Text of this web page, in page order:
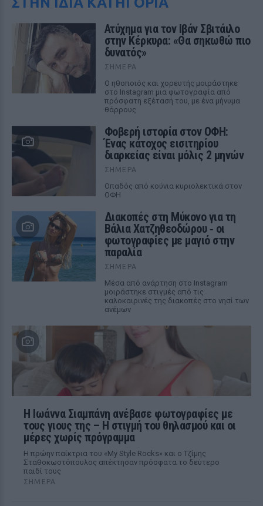
Ατύχημα για τον Ιβάν Σβιτάιλο
στην Κέρκυρα: «Θα σηκωθώ πιο
δυνατός»
ΣΉΜΕΡΑ
Ο ηθοποιός και χορευτής μοιράστηκε
στο Instagram μια φωτογραφία από
πρόσφατη εξέτασή του, με ένα μήνυμα
θάρρους
Φοβερή ιστορία στον ΟΦΗ:
Ένας κάτοχος εισιτηρίου
διαρκείας είναι μόλις 2 μηνών
ΣΉΜΕΡΑ
Οπαδός από κούνια κυριολεκτικά στον
ΟΦΗ
Διακοπές στη Μύκονο για τη
Βάλια Χατζηθεοδώρου ‑ οι
φωτογραφίες με μαγιό στην
παραλία
ΣΉΜΕΡΑ
Μέσα από ανάρτηση στο Instagram
μοιράστηκε στιγμές από τις
καλοκαιρινές της διακοπές στο νησί των
ανέμων
H Ιωάννα Σιαμπάνη ανέβασε φωτογραφίες με
τους γιους της – Η στιγμή του θηλασμού και οι
μέρες χωρίς πρόγραμμα
Η πρώην παίκτρια του «My Style Rocks» και ο Τζίμης
Σταθοκωστόπουλος απέκτησαν πρόσφατα το δεύτερο
παιδί τους
ΣΉΜΕΡΑ